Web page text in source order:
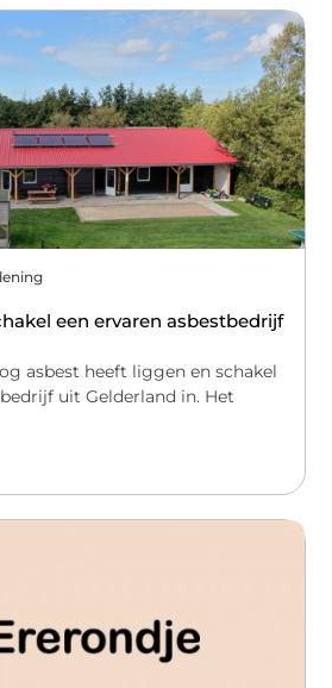
een ervaren asbestbedrijf
asbest heeft liggen en schakel
uit Gelderland in. Het